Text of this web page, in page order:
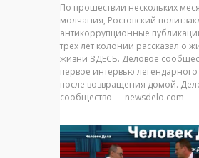
По прошествии нескольких
молчания, Ростовский
антикоррупционные
трех лет колонии рассказал о
жизни ЗДЕСЬ. Деловое
первое интервью
после возвращения домой.
сообщество — newsdelo.com